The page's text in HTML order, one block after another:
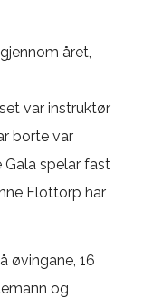
året,
var instruktør
borte var
Gala spelar fast
Flottorp har
øvingane, 16
og